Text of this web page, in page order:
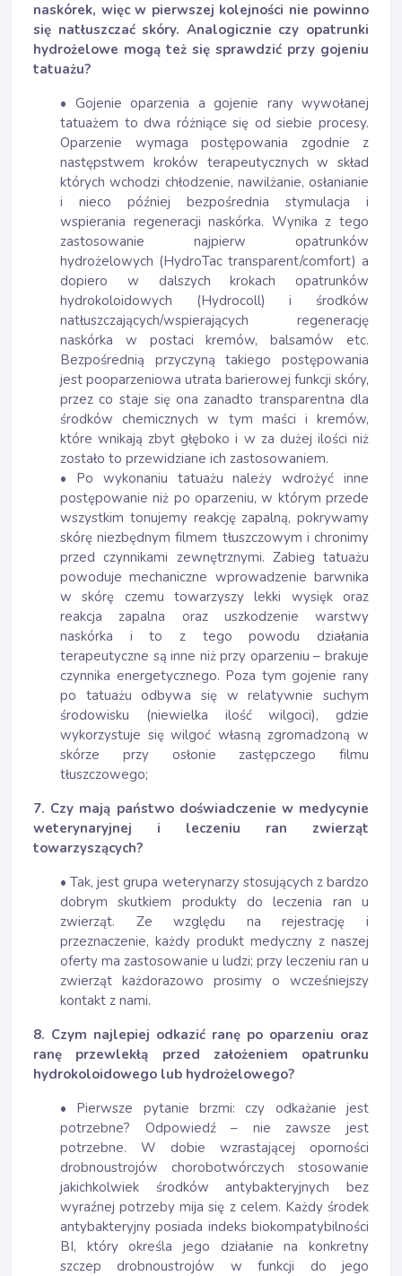
naskórek, więc w pierwszej kolejności nie powinno
się natłuszczać skóry. Analogicznie czy opatrunki
hydrożelowe mogą też się sprawdzić przy gojeniu
tatuażu?
• Gojenie oparzenia a gojenie rany wywołanej
tatuażem to dwa różniące się od siebie procesy.
Oparzenie wymaga postępowania zgodnie z
następstwem kroków terapeutycznych w skład
których wchodzi chłodzenie, nawilżanie, osłanianie
i nieco później bezpośrednia stymulacja i
wspierania regeneracji naskórka. Wynika z tego
zastosowanie najpierw opatrunków
hydrożelowych (HydroTac transparent/comfort) a
dopiero w dalszych krokach opatrunków
hydrokoloidowych (Hydrocoll) i środków
natłuszczających/wspierających regenerację
naskórka w postaci kremów, balsamów etc.
Bezpośrednią przyczyną takiego postępowania
jest pooparzeniowa utrata barierowej funkcji skóry,
przez co staje się ona zanadto transparentna dla
środków chemicznych w tym maści i kremów,
które wnikają zbyt głęboko i w za dużej ilości niż
zostało to przewidziane ich zastosowaniem.
• Po wykonaniu tatuażu należy wdrożyć inne
postępowanie niż po oparzeniu, w którym przede
wszystkim tonujemy reakcję zapalną, pokrywamy
skórę niezbędnym filmem tłuszczowym i chronimy
przed czynnikami zewnętrznymi. Zabieg tatuażu
powoduje mechaniczne wprowadzenie barwnika
w skórę czemu towarzyszy lekki wysięk oraz
reakcja zapalna oraz uszkodzenie warstwy
naskórka i to z tego powodu działania
terapeutyczne są inne niż przy oparzeniu – brakuje
czynnika energetycznego. Poza tym gojenie rany
po tatuażu odbywa się w relatywnie suchym
środowisku (niewielka ilość wilgoci), gdzie
wykorzystuje się wilgoć własną zgromadzoną w
skórze przy osłonie zastępczego filmu
tłuszczowego;
7. Czy mają państwo doświadczenie w medycynie
weterynaryjnej i leczeniu ran zwierząt
towarzyszących?
• Tak, jest grupa weterynarzy stosujących z bardzo
dobrym skutkiem produkty do leczenia ran u
zwierząt. Ze względu na rejestrację i
przeznaczenie, każdy produkt medyczny z naszej
oferty ma zastosowanie u ludzi; przy leczeniu ran u
zwierząt każdorazowo prosimy o wcześniejszy
kontakt z nami.
8. Czym najlepiej odkazić ranę po oparzeniu oraz
ranę przewlekłą przed założeniem opatrunku
hydrokoloidowego lub hydrożelowego?
• Pierwsze pytanie brzmi: czy odkażanie jest
potrzebne? Odpowiedź – nie zawsze jest
potrzebne. W dobie wzrastającej oporności
drobnoustrojów chorobotwórczych stosowanie
jakichkolwiek środków antybakteryjnych bez
wyraźnej potrzeby mija się z celem. Każdy środek
antybakteryjny posiada indeks biokompatybilności
BI, który określa jego działanie na konkretny
szczep drobnoustrojów w funkcji do jego